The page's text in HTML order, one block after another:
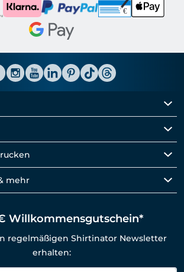
mehr
Willkommensgutschein*
regelmäßigen Shirtinator Newsletter
erhalten: